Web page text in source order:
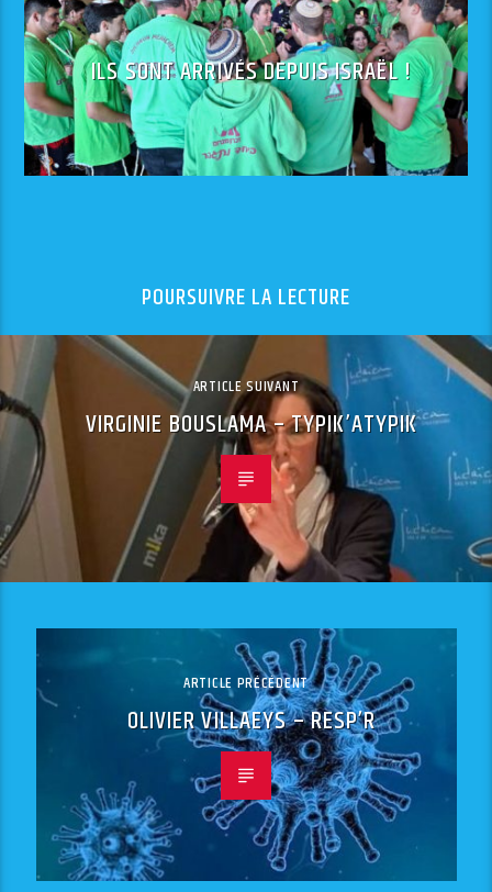
ILS SONT ARRIVÉS DEPUIS ISRAËL !
POURSUIVRE LA LECTURE
ARTICLE SUIVANT
VIRGINIE BOUSLAMA – TYPIK’ATYPIK
ARTICLE PRÉCÉDENT
OLIVIER VILLAEYS – RESP’R